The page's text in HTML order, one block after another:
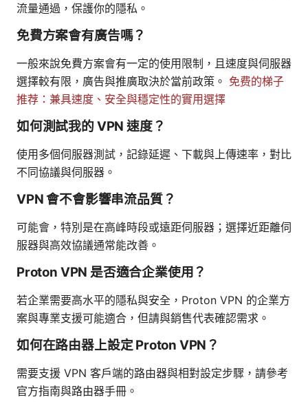
流量通過，保護你的隱私。
免費方案會有廣告嗎？
一般來說免費方案會有一定的使用限制，且速度與伺服器
選擇較有限，廣告與推廣取決於當前政策。 免费的梯子
推荐：兼具速度、安全與穩定性的實用選擇
如何測試我的 VPN 速度？
使用多個伺服器測試，記錄延遲、下載與上傳速率，對比
不同協議與伺服器。
VPN 會不會影響串流品質？
可能會，特別是在高峰時段或遠距伺服器；選擇近距離伺
服器與高效協議通常能改善。
Proton VPN 是否適合企業使用？
若企業需要高水平的隱私與安全，Proton VPN 的企業方
案與專業支援可能適合，但請與銷售代表確認需求。
如何在路由器上設定 Proton VPN？
需要支援 VPN 客戶端的路由器與相對設定步驟，請參考
官方指南與路由器手冊。